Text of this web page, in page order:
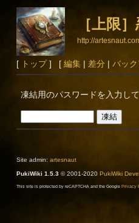
［上限
http://
[ トップ] [ 編集| 差分| バッ
凍結用のパスワードを入力して
Site admin: artesnaut
PukiWiki 1.5.3© 2001-2020 PukiWiki
This site is protected by reCAPTCHA and the Google Privacy